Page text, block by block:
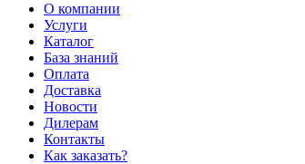
О компании
Услуги
Каталог
База знаний
Оплата
Доставка
Новости
Дилерам
Контакты
Как заказать?